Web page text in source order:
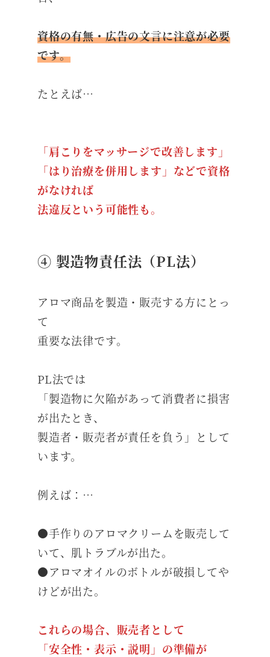
資格の有無・広告の文言に注意が必要
です。
たとえば…
「肩こりをマッサージで改善します」
「はり治療を併用します」などで資格
がなければ
法違反という可能性も。
④ 製造物責任法（PL法）
アロマ商品を製造・販売する方にとっ
て
重要な法律です。
PL法では
「製造物に欠陥があって消費者に損害
が出たとき、
製造者・販売者が責任を負う」として
います。
例えば：…
●手作りのアロマクリームを販売して
いて、肌トラブルが出た。
●アロマオイルのボトルが破損してや
けどが出た。
これらの場合、販売者として
「安全性・表示・説明」の準備が